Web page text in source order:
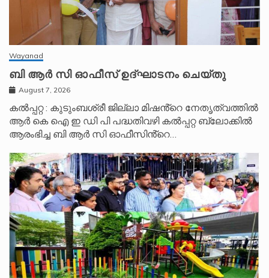
Wayanad
ബി ആർ സി ഓഫീസ് ഉദ്ഘാടനം ചെയ്തു
August 7, 2026
കൽപ്പറ്റ : കുടുംബശ്രീ ജില്ലാ മിഷൻ്റെ നേതൃത്വത്തിൽ
ആർ കെ ഐ ഇ ഡി പി പദ്ധതിവഴി കൽപ്പറ്റ ബ്ലോക്കിൽ
ആരംഭിച്ച ബി ആർ സി ഓഫീസിൻ്റെ…